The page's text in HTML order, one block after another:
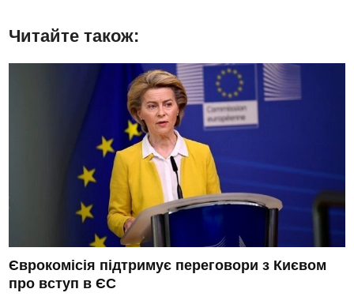
Читайте також:
Єврокомісія підтримує переговори з Києвом
про вступ в ЄС